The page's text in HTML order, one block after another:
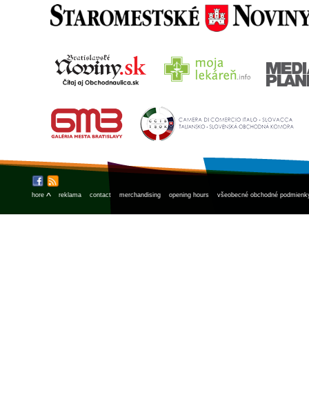
hore ^ reklama contact merchandising opening hours všeobecné obchodné